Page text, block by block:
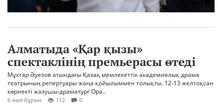
Алматыда «Қар қызы»
спектаклінің премьерасы өтеді
Мұхтар Әуезов атындағы Қазақ мемлекеттік академиялық драма
театрының репертуары жаңа қойылыммен толықты. 12-13 желтоқсан
көрнекті жазушы-драматург Ора..
6 жыл бұрын 112 0